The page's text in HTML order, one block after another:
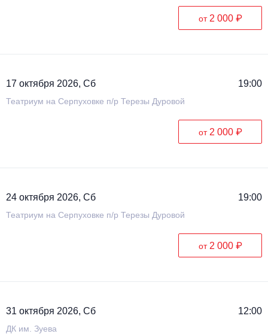
от 2 000 ₽
17 октября 2026, Сб 19:00
Театриум на Серпуховке п/р Терезы Дуровой
от 2 000 ₽
24 октября 2026, Сб 19:00
Театриум на Серпуховке п/р Терезы Дуровой
от 2 000 ₽
31 октября 2026, Сб 12:00
ДК им. Зуева